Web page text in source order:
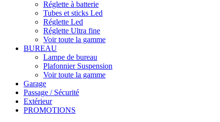
Réglette à batterie
Tubes et sticks Led
Réglette Led
Réglette Ultra fine
Voir toute la gamme
BUREAU
Lampe de bureau
Plafonnier Suspension
Voir toute la gamme
Garage
Passage / Sécurité
Extérieur
PROMOTIONS